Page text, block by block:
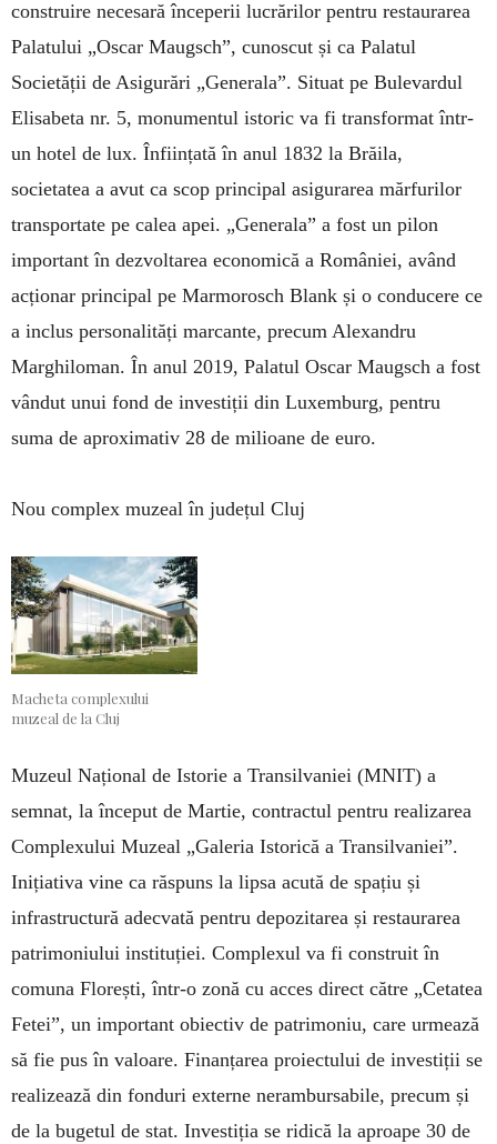
construire necesară începerii lucrărilor pentru restaurarea
Palatului „Oscar Maugsch”, cunoscut și ca Palatul
Societății de Asigurări „Generala”. Situat pe Bulevardul
Elisabeta nr. 5, monumentul istoric va fi transformat într-
un hotel de lux. Înființată în anul 1832 la Brăila,
societatea a avut ca scop principal asigurarea mărfurilor
transportate pe calea apei. „Generala” a fost un pilon
important în dezvoltarea economică a României, având
acționar principal pe Marmorosch Blank și o conducere ce
a inclus personalități marcante, precum Alexandru
Marghiloman. În anul 2019, Palatul Oscar Maugsch a fost
vândut unui fond de investiții din Luxemburg, pentru
suma de aproximativ 28 de milioane de euro.
Nou complex muzeal în județul Cluj
Macheta complexului
muzeal de la Cluj
Muzeul Național de Istorie a Transilvaniei (MNIT) a
semnat, la început de Martie, contractul pentru realizarea
Complexului Muzeal „Galeria Istorică a Transilvaniei”.
Inițiativa vine ca răspuns la lipsa acută de spațiu și
infrastructură adecvată pentru depozitarea și restaurarea
patrimoniului instituției. Complexul va fi construit în
comuna Florești, într-o zonă cu acces direct către „Cetatea
Fetei”, un important obiectiv de patrimoniu, care urmează
să fie pus în valoare. Finanțarea proiectului de investiții se
realizează din fonduri externe nerambursabile, precum și
de la bugetul de stat. Investiția se ridică la aproape 30 de